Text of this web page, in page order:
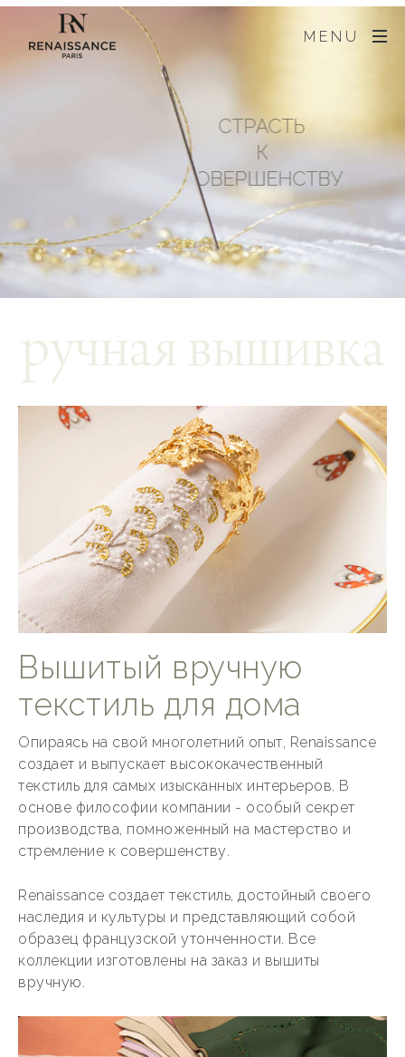
MENU
СТРАСТЬ
СОВЕРШЕНСТВУ
Вышитый вручную
текстиль для дома
Опираясь на свой многолетний опыт, Renaissance
создает и выпускает высококачественный
текстиль для самых изысканных интерьеров. В
основе философии компании - особый секрет
производства, помноженный на мастерство и
стремление к совершенству.
Renaissance создает текстиль, достойный своего
наследия и культуры и представляющий собой
образец французской утонченности. Все
коллекции изготовлены на заказ и вышиты
вручную.